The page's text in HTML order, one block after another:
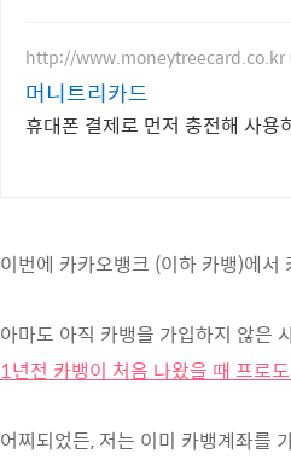
http://www.moneytreecard.co.kr
머니트리카드
휴대폰 결제로 먼저 충전해 사용
이번에 카카오뱅크 (이하 카뱅)에
아마도 아직 카뱅을 가입하지 않은
1년전 카뱅이 처음 나왔을 때 프로
어찌되었든, 저는 이미 카뱅계좌를